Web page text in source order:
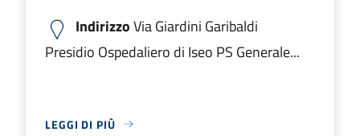
IndirizzoVia Giardini Garibaldi
Presidio Ospedaliero di Iseo PS Generale...
LEGGI DI PIÙ